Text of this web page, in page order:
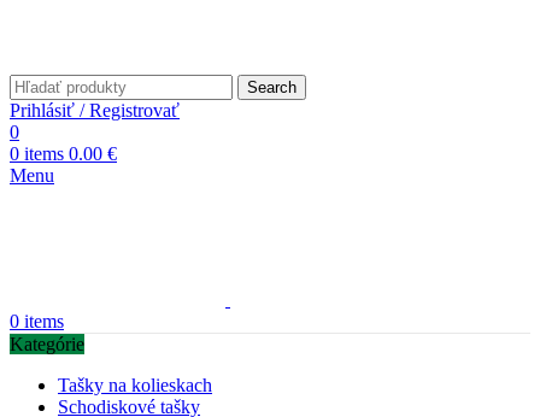
Search
Prihlásiť / Registrovať
0
0 items 0.00 €
Menu
0 items
Kategórie
Tašky na kolieskach
Schodiskové tašky